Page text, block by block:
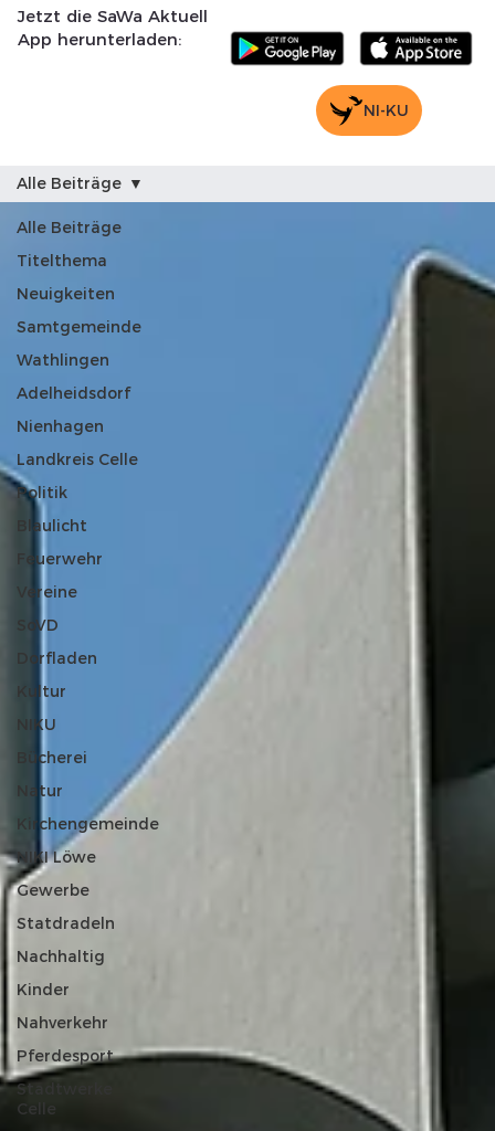
Jetzt die SaWa Aktuell
App herunterladen:
NI-KU
Alle Beiträge
Titelthema
Neuigkeiten
Samtgemeinde
Wathlingen
Adelheidsdorf
Nienhagen
Landkreis Celle
Politik
Blaulicht
Feuerwehr
Vereine
SoVD
Dorfladen
Kultur
NIKU
Bücherei
Natur
Kirchengemeinde
NIKI Löwe
Gewerbe
Statdradeln
Nachhaltig
Kinder
Nahverkehr
Pferdesport
Stadtwerke
Celle
Alle Beiträge